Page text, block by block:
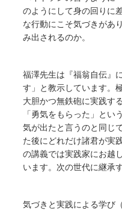
のようにして身の回りに
な行動にこそ気づきがあ
み出されるのか。
福澤先生は『福翁自伝』
す」と教示しています。
大胆かつ無鉄砲に実践す
「勇気をもらった」とい
気が出たと言うのと同じ
た後にどれだけ諸君が実
の講義では実践家にお越
います。次の世代に継承
気づきと実践による学び